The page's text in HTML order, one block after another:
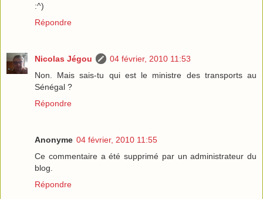
:^)
Répondre
Nicolas Jégou
04 février, 2010 11:53
Non. Mais sais-tu qui est le ministre des transports au
Sénégal ?
Répondre
Anonyme 04 février, 2010 11:55
Ce commentaire a été supprimé par un administrateur du
blog.
Répondre